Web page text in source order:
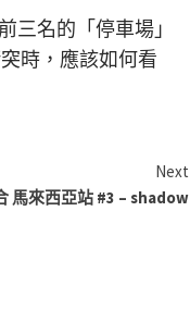
上/
向
三名的「停車場」
時，應該如何看
Next
馬來西亞站 #3 – shadow